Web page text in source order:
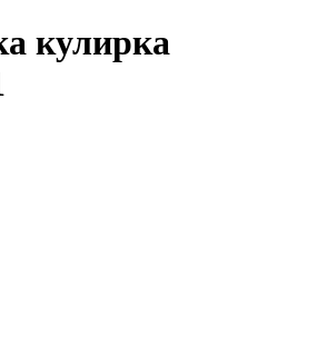
кулирка